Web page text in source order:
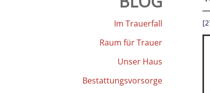
Im Trauerfall
Raum für Trauer
Unser Haus
Bestattungsvorsorge